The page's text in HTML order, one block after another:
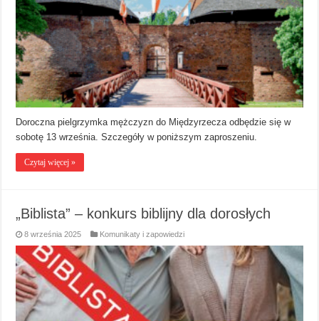
Doroczna pielgrzymka mężczyzn do Międzyrzecza odbędzie się w
sobotę 13 września. Szczegóły w poniższym zaproszeniu.
Czytaj więcej »
„Biblista” – konkurs biblijny dla dorosłych
8 września 2025 Komunikaty i zapowiedzi